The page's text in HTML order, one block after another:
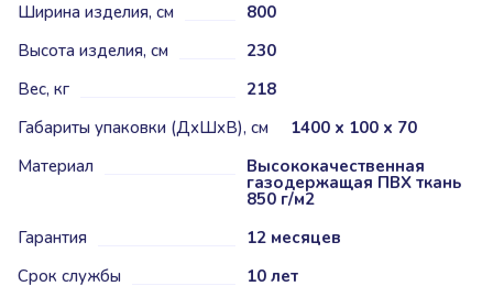
Ширина изделия, см
800
Высота изделия, см
230
Вес, кг
218
Габариты упаковки (ДхШхВ), см
1400 х 100 х 70
Материал
Высококачественная
газодержащая ПВХ ткань
850 г/м2
Гарантия
12 месяцев
Срок службы
10 лет